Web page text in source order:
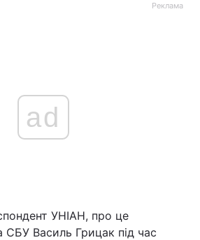
Реклама
ad
УНІАН, про це
СБУ Василь Грицак під час